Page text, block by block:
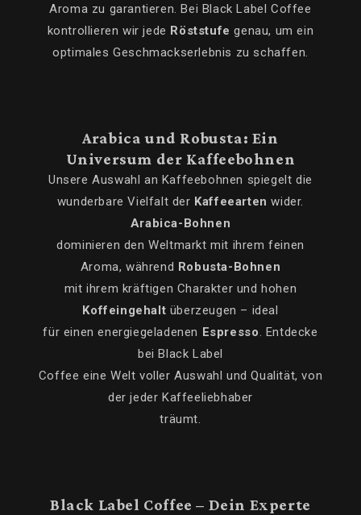
Aroma zu garantieren. Bei Black Label Coffee
kontrollieren wir jede Röststufegenau, um ein
optimales Geschmackserlebnis zu schaffen.
Arabica und Robusta: Ein
Universum der Kaffeebohnen
Unsere Auswahl an Kaffeebohnen spiegelt die
wunderbare Vielfalt der Kaffeearten wider.
Arabica-Bohnen
dominieren den Weltmarkt mit ihrem feinen
Aroma, während Robusta-Bohnen
mit ihrem kräftigen Charakter und hohen
Koffeingehalt überzeugen – ideal
für einen energiegeladenen Espresso. Entdecke
bei Black Label
Coffee eine Welt voller Auswahl und Qualität, von
der jeder Kaffeeliebhaber
träumt.
Black Label Coffee – Dein Experte